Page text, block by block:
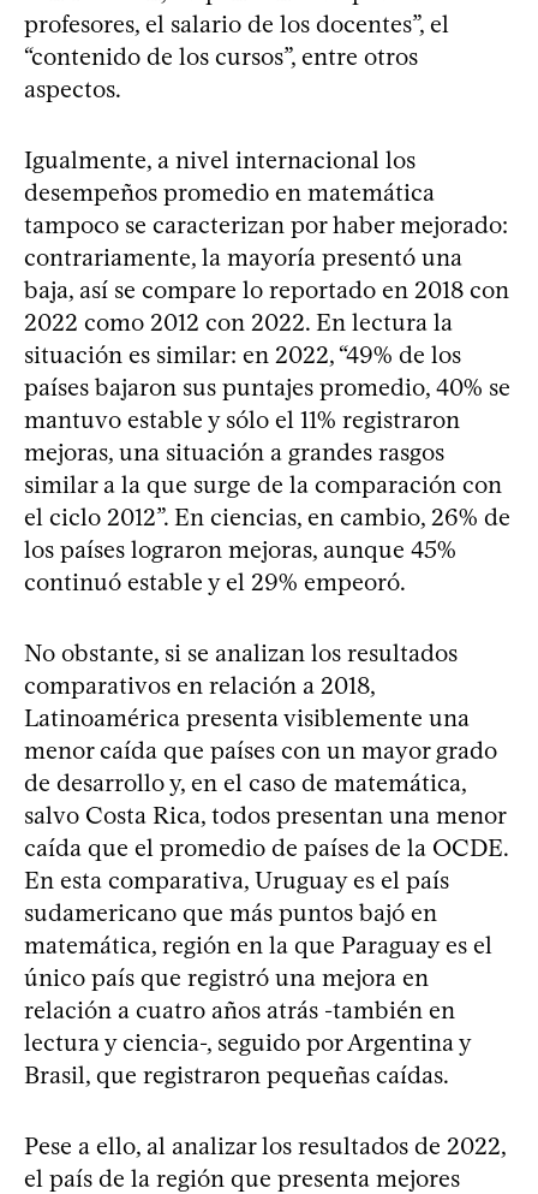
profesores, el salario de los docentes”, el
“contenido de los cursos”, entre otros
aspectos.
Igualmente, a nivel internacional los
desempeños promedio en matemática
tampoco se caracterizan por haber mejorado:
contrariamente, la mayoría presentó una
baja, así se compare lo reportado en 2018 con
2022 como 2012 con 2022. En lectura la
situación es similar: en 2022, “49% de los
países bajaron sus puntajes promedio, 40% se
mantuvo estable y sólo el 11% registraron
mejoras, una situación a grandes rasgos
similar a la que surge de la comparación con
el ciclo 2012”. En ciencias, en cambio, 26% de
los países lograron mejoras, aunque 45%
continuó estable y el 29% empeoró.
No obstante, si se analizan los resultados
comparativos en relación a 2018,
Latinoamérica presenta visiblemente una
menor caída que países con un mayor grado
de desarrollo y, en el caso de matemática,
salvo Costa Rica, todos presentan una menor
caída que el promedio de países de la OCDE.
En esta comparativa, Uruguay es el país
sudamericano que más puntos bajó en
matemática, región en la que Paraguay es el
único país que registró una mejora en
relación a cuatro años atrás -también en
lectura y ciencia-, seguido por Argentina y
Brasil, que registraron pequeñas caídas.
Pese a ello, al analizar los resultados de 2022,
el país de la región que presenta mejores